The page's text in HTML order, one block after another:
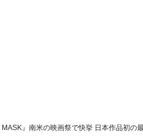
』南米の映画祭で快挙 日本作品初の